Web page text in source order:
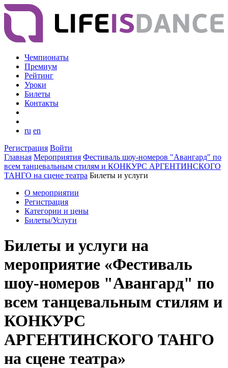
Чемпионаты
Премиум
Рейтинг
Уроки
Билеты
Контакты
ru en
Регистрация Войти
Главная Мероприятия Фестиваль шоу-номеров "Авангард" по
всем танцевальным стилям и КОНКУРС АРГЕНТИНСКОГО
ТАНГО на сцене театра Билеты и услуги
О мероприятии
Регистрация
Категории и цены
Билеты/Услуги
Билеты и услуги на
мероприятие «Фестиваль
шоу-номеров "Авангард" по
всем танцевальным стилям и
КОНКУРС
АРГЕНТИНСКОГО ТАНГО
на сцене театра»